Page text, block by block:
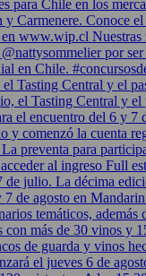
Tasting Central y el